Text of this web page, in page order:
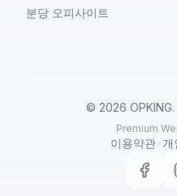
분당 오피사이트
© 2026
Premium
이용약관 개